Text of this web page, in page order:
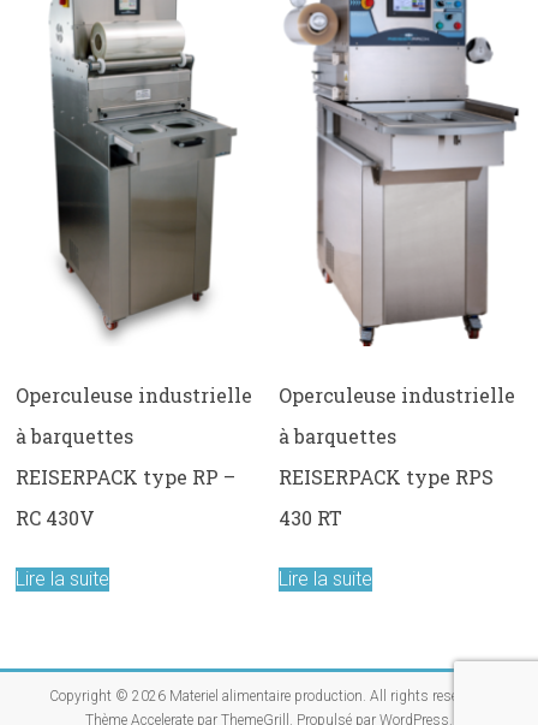
Operculeuse industrielle
à barquettes
REISERPACK type RP –
RC 430V
Lire la suite
Operculeuse industrielle
à barquettes
REISERPACK type RPS
430 RT
Lire la suite
Copyright © 2026 Materiel alimentaire production . All rights reserved.
Thème Acceleratepar ThemeGrill. Propulsé par WordPress